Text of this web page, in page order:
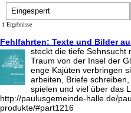
1 Ergebnisse
Fehlfahrten: Texte und Bilder
steckt die tiefe Sehnsucht
Traum von der Insel der
enge Kajüten verbringen
arbeiten, Briefe
spielen und viel über das
http://paulusgemeinde-halle.de/
produkte/#part1216